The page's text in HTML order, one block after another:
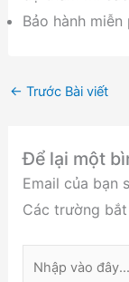
Bảo hành miễn
← Trước Bài viết
Để lại một
Email của bạn
Các trường